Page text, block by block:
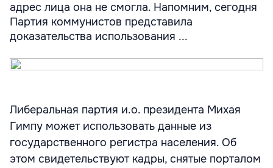
адрес лица она не смогла. Напомним, сегодня
Партия коммунистов представила
доказательства использования ...
Либеральная партия и.о. президента Михая
Гимпу может использовать данные из
государственного регистра населения. Об
этом свидетельствуют кадры, снятые порталом